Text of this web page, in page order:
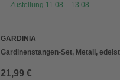
Zustellung 11.08. - 13.08.
GARDINIA
Gardinenstangen-Set, Metall,
21,99 €